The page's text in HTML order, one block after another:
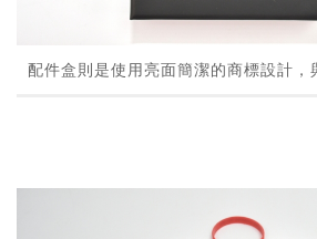
配件盒則是使用亮面簡潔的商標設計，